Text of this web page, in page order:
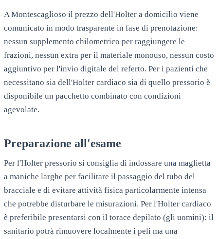
AMontescaglioso il prezzo dell'Holter a domicilio viene
comunicato in modo trasparente in fase di prenotazione:
nessun supplemento chilometrico per raggiungere le
frazioni, nessun extra per il materiale monouso, nessun costo
aggiuntivo per l'invio digitale del referto. Per i pazienti che
necessitano sia dell'Holter cardiaco sia di quello pressorio è
disponibile un pacchetto combinato con condizioni
agevolate.
Preparazione all'esame
Per l'Holter pressorio si consiglia di indossare una maglietta
a maniche larghe per facilitare il passaggio del tubo del
bracciale e di evitare attività fisica particolarmente intensa
che potrebbe disturbare le misurazioni. Per l'Holter cardiaco
è preferibile presentarsi con il torace depilato (gli uomini): il
sanitario potrà rimuovere localmente i peli ma una